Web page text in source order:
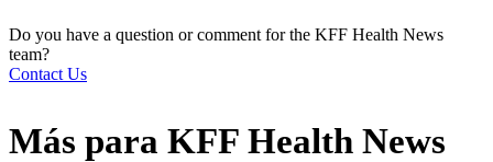
Do you have a question or comment for the KFF Health News
team?
Contact Us
Más para KFF Health News